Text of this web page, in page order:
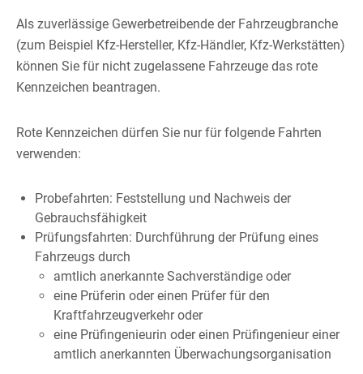
Als zuverlässige Gewerbetreibende der Fahrzeugbranche
(zum Beispiel Kfz-Hersteller, Kfz-Händler, Kfz-Werkstätten)
können Sie für nicht zugelassene Fahrzeuge das rote
Kennzeichen beantragen.
Rote Kennzeichen dürfen Sie nur für folgende Fahrten
verwenden:
Probefahrten: Feststellung und Nachweis der
Gebrauchsfähigkeit
Prüfungsfahrten: Durchführung der Prüfung eines
Fahrzeugs durch
amtlich anerkannte Sachverständige oder
eine Prüferin oder einen Prüfer für den
Kraftfahrzeugverkehr oder
eine Prüfingenieurin oder einen Prüfingenieur einer
amtlich anerkannten Überwachungsorganisation